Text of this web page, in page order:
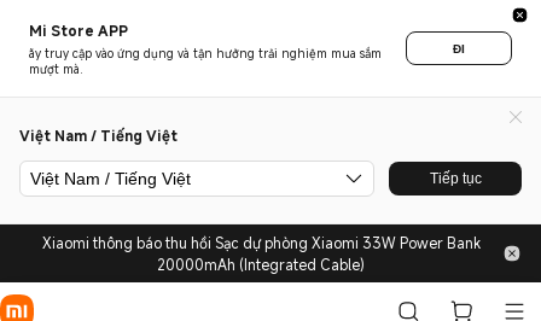
Mi Store APP
ãy truy cập vào ứng dụng và tận hưởng trải nghiệm mua sắm
mượt mà.
ĐI
Việt Nam / Tiếng Việt
Việt Nam / Tiếng Việt Tiếp tục
Xiaomi thông báo thu hồi Sạc dự phòng Xiaomi 33W Power Bank
20000mAh (Integrated Cable)